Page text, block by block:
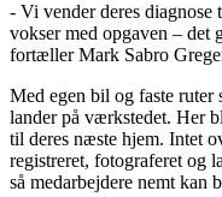
- Vi vender deres
vokser med opgaven – det
fortæller Mark Sabro
Med egen bil og faste ruter
lander på værkstedet. Her
til deres næste hjem. Intet
registreret, fotograferet og
så medarbejdere nemt kan